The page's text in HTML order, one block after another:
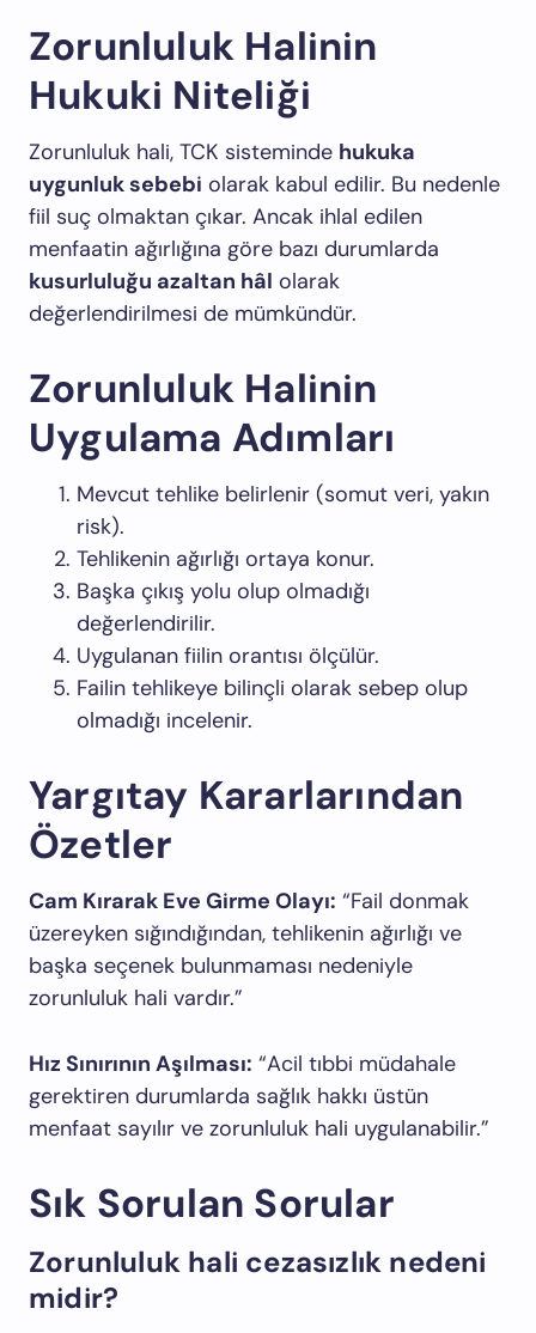
Zorunluluk Halinin
Hukuki Niteliği
Zorunluluk hali, TCK sisteminde hukuka
uygunluk sebebi olarak kabul edilir. Bu nedenle
fiil suç olmaktan çıkar. Ancak ihlal edilen
menfaatin ağırlığına göre bazı durumlarda
kusurluluğu azaltan hâl olarak
değerlendirilmesi de mümkündür.
Zorunluluk Halinin
Uygulama Adımları
Mevcut tehlike belirlenir (somut veri, yakın
risk).
Tehlikenin ağırlığı ortaya konur.
Başka çıkış yolu olup olmadığı
değerlendirilir.
Uygulanan fiilin orantısı ölçülür.
Failin tehlikeye bilinçli olarak sebep olup
olmadığı incelenir.
Yargıtay Kararlarından
Özetler
Cam Kırarak Eve Girme Olayı: “Fail donmak
üzereyken sığındığından, tehlikenin ağırlığı ve
başka seçenek bulunmaması nedeniyle
zorunluluk hali vardır.”
Hız Sınırının Aşılması: “Acil tıbbi müdahale
gerektiren durumlarda sağlık hakkı üstün
menfaat sayılır ve zorunluluk hali uygulanabilir.”
Sık Sorulan Sorular
Zorunluluk hali cezasızlık nedeni
midir?